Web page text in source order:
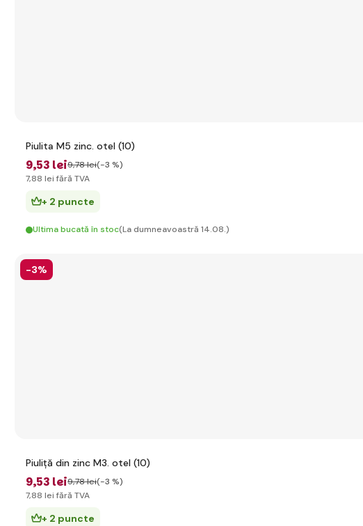
Piulita M5 zinc. otel (10)
9,53 lei9,78 lei(-3 %)
7,88 lei fără TVA
+ 2 puncte
Ultima bucată în stoc(La dumneavoastră 14.08.)
-3%
Piuliță din zinc M3. otel (10)
9,53 lei9,78 lei(-3 %)
7,88 lei fără TVA
+ 2 puncte